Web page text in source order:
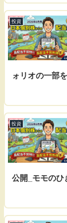
投資
ォリオの一部
投資
公開_モモのひ